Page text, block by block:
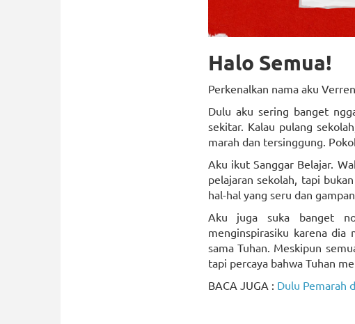
Halo Semua!
Perkenalkan nama aku
Dulu aku sering banget
sekitar. Kalau pulang
marah dan tersinggung.
Aku ikut Sanggar Belajar.
pelajaran sekolah, tapi
hal-hal yang seru dan
Aku juga suka banget
menginspirasiku karena dia
sama Tuhan. Meskipun
tapi percaya bahwa Tuhan
BACA JUGA : Dulu Pemarah